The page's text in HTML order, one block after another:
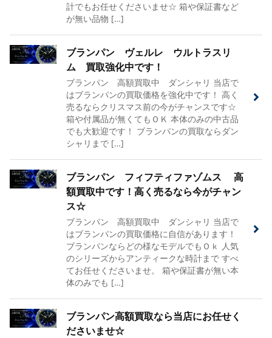
計でもお任せくださいませ☆ 箱や保証書など
が無い品物 […]
ブランパン ヴェルレ ウルトラスリ
ム 買取強化中です！
ブランパン 高額買取中 ダンシャリ 当店で
はブランパンの買取価格を強化中です！ 高く
売るならクリスマス前の今がチャンスです☆
箱や付属品が無くてもＯＫ 本体のみの中古品
でも大歓迎です！ ブランパンの買取ならダン
シャリまで […]
ブランパン フィフティファゾムス 高
額買取中です！高く売るなら今がチャン
ス☆
ブランパン 高額買取中 ダンシャリ 当店で
はブランパンの買取価格に自信があります！
ブランパンならどの様なモデルでもＯｋ 人気
のシリーズからアンティークな時計まで すべ
てお任せくださいませ。 箱や保証書が無い本
体のみでも […]
ブランパン高額買取なら当店にお任せく
ださいませ☆